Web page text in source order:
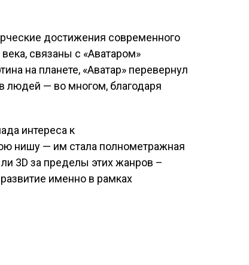
достижения современного
связаны с «Аватаром»
на планете, «Аватар» перевернул
людей — во многом, благодаря
интереса к
нишу — им стала полнометражная
3D за пределы этих жанров –
именно в рамках